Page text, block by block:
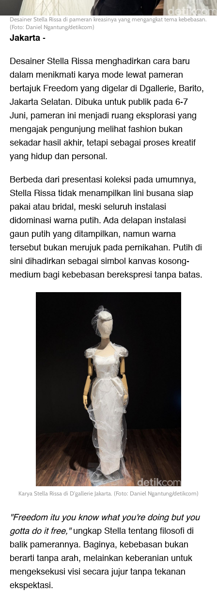
Desainer Stella Rissa di pameran kreasinya yang mengangkat tema kebebasan.
(Foto: Daniel Ngantung/detikcom)
Jakarta-
Desainer Stella Rissa menghadirkan cara baru
dalam menikmati karya mode lewat pameran
bertajuk Freedom yang digelar di Dgallerie, Barito,
Jakarta Selatan. Dibuka untuk publik pada 6-7
Juni, pameran ini menjadi ruang eksplorasi yang
mengajak pengunjung melihat fashion bukan
sekadar hasil akhir, tetapi sebagai proses kreatif
yang hidup dan personal.
Berbeda dari presentasi koleksi pada umumnya,
Stella Rissa tidak menampilkan lini busana siap
pakai atau bridal, meski seluruh instalasi
didominasi warna putih. Ada delapan instalasi
gaun putih yang ditampilkan, namun warna
tersebut bukan merujuk pada pernikahan. Putih di
sini dihadirkan sebagai simbol kanvas kosong-
medium bagi kebebasan berekspresi tanpa batas.
Karya Stella Rissa di D'gallerie Jakarta. (Foto: Daniel Ngantung/detikcom)
"Freedom itu you know what you're doing but you
gotta do it free,"ungkap Stella tentang filosofi di
balik pamerannya. Baginya, kebebasan bukan
berarti tanpa arah, melainkan keberanian untuk
mengeksekusi visi secara jujur tanpa tekanan
ekspektasi.